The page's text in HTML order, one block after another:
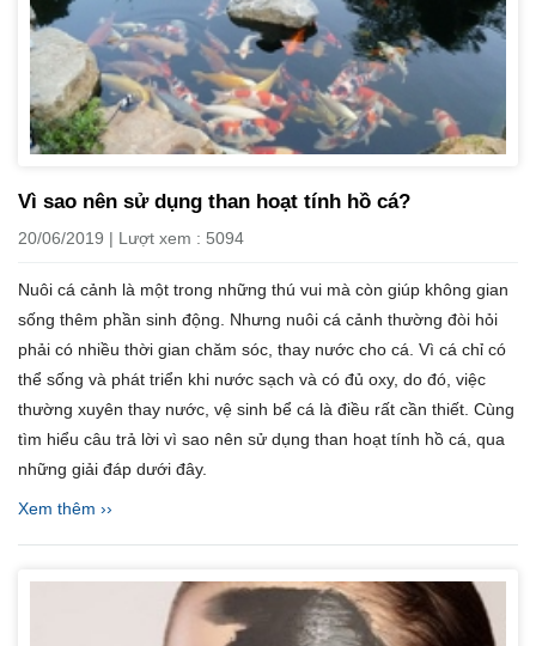
Vì sao nên sử dụng than hoạt tính hồ cá?
20/06/2019 | Lượt xem : 5094
Nuôi cá cảnh là một trong những thú vui mà còn giúp không gian
sống thêm phần sinh động. Nhưng nuôi cá cảnh thường đòi hỏi
phải có nhiều thời gian chăm sóc, thay nước cho cá. Vì cá chỉ có
thể sống và phát triển khi nước sạch và có đủ oxy, do đó, việc
thường xuyên thay nước, vệ sinh bể cá là điều rất cần thiết. Cùng
tìm hiểu câu trả lời vì sao nên sử dụng than hoạt tính hồ cá, qua
những giải đáp dưới đây.
Xem thêm ››